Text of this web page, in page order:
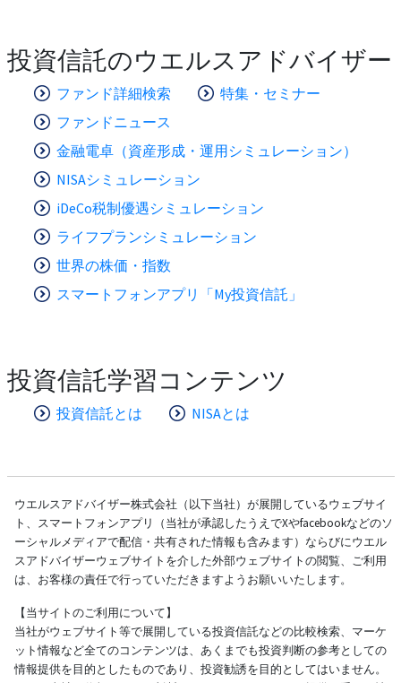
投資信託のウエルスアドバイザー
ファンド詳細検索
特集・セミナー
ファンドニュース
金融電卓（資産形成・運用シミュレーション）
NISAシミュレーション
iDeCo税制優遇シミュレーション
ライフプランシミュレーション
世界の株価・指数
スマートフォンアプリ「My投資信託」
投資信託学習コンテンツ
投資信託とは NISAとは
ウエルスアドバイザー株式会社（以下当社）が展開しているウェブサイ
ト、スマートフォンアプリ（当社が承認したうえでXやfacebookなどのソ
ーシャルメディアで配信・共有された情報も含みます）ならびにウエル
スアドバイザーウェブサイトを介した外部ウェブサイトの閲覧、ご利用
は、お客様の責任で行っていただきますようお願いいたします。
【当サイトのご利用について】
当社がウェブサイト等で展開している投資信託などの比較検索、マーケ
ット情報など全てのコンテンツは、あくまでも投資判断の参考としての
情報提供を目的としたものであり、投資勧誘を目的としてはいません。